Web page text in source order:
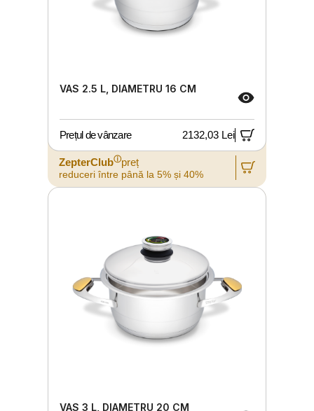
VAS 2.5 L, DIAMETRU 16 CM
Prețul de vânzare 2132,03 Lei
ZepterClubⓘpreț
reduceri între până la 5% și 40%
VAS 3 L, DIAMETRU 20 CM